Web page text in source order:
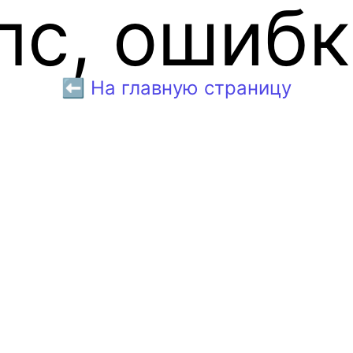
⬅️ На главную страницу